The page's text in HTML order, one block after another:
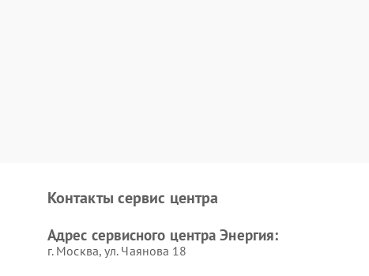
Контакты сервис центра
Адрес сервисного центра Энергия:
г. Москва, ул. Чаянова 18